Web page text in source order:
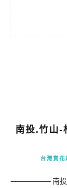
南投.竹山-
台灣賞花
—————– 南投.